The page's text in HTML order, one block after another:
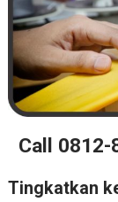
Call 0812-
Tingkatkan